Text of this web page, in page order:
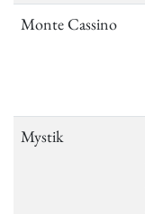
Monte Cassino
Mystik